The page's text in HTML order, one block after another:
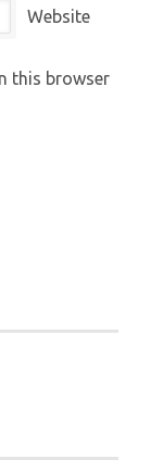
Website
this browser